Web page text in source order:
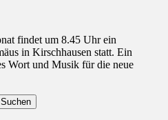
findet um 8.45 Uhr ein
in Kirschhausen statt. Ein
Wort und Musik für die neue